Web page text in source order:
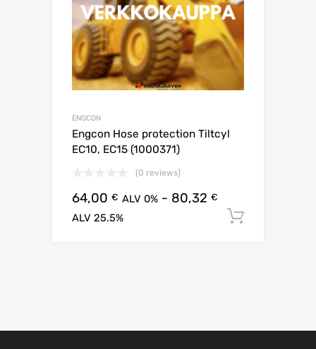
ENGCON
Engcon Hose protection Tiltcyl
EC10, EC15 (1000371)
(0 reviews)
64,00 € ALV 0% - 80,32 €
ALV 25.5%